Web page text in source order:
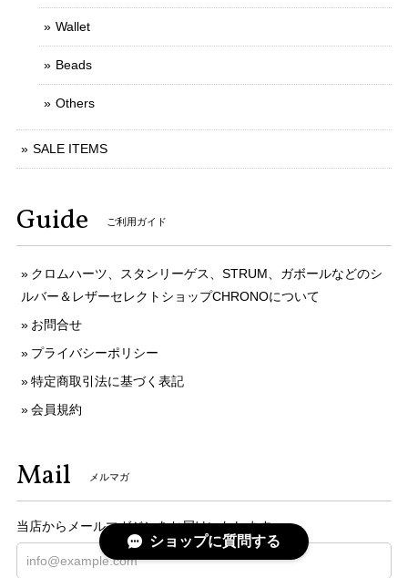
Wallet
Beads
Others
SALE ITEMS
Guide ご利用ガイド
クロムハーツ、スタンリーゲス、STRUM、ガボールなどのシ
ルバー＆レザーセレクトショップCHRONOについて
お問合せ
プライバシーポリシー
特定商取引法に基づく表記
会員規約
Mail メルマガ
当店からメールマガジンをお届けいたします。
ショップに質問する